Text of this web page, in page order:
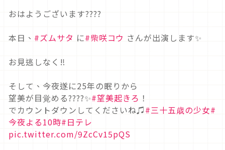
おはようございます????
本日、 #ズムサタ に#柴咲コウ さんが出演します✨
お見逃しなく‼️
そして、今夜遂に25年の眠りから
望美が目覚める????✨#望美起きろ ！
でカウントダウンしてくださいね♫#三十五歳の少女#
今夜よる10時#日テレ
pic.twitter.com/9ZcCv15pQS